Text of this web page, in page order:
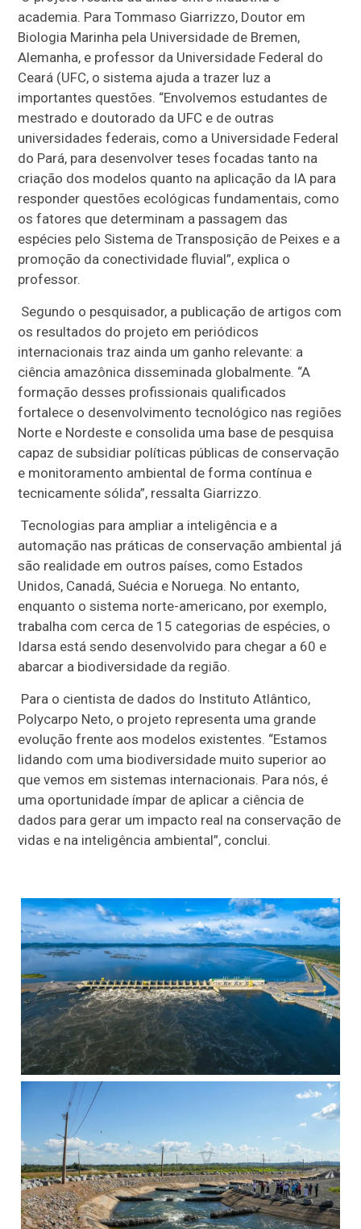
academia. Para Tommaso Giarrizzo, Doutor em
Biologia Marinha pela Universidade de Bremen,
Alemanha, e professor da Universidade Federal do
Ceará (UFC, o sistema ajuda a trazer luz a
importantes questões. “Envolvemos estudantes de
mestrado e doutorado da UFC e de outras
universidades federais, como a Universidade Federal
do Pará, para desenvolver teses focadas tanto na
criação dos modelos quanto na aplicação da IA para
responder questões ecológicas fundamentais, como
os fatores que determinam a passagem das
espécies pelo Sistema de Transposição de Peixes e a
promoção da conectividade fluvial”, explica o
professor.
Segundo o pesquisador, a publicação de artigos com
os resultados do projeto em periódicos
internacionais traz ainda um ganho relevante: a
ciência amazônica disseminada globalmente. “A
formação desses profissionais qualificados
fortalece o desenvolvimento tecnológico nas regiões
Norte e Nordeste e consolida uma base de pesquisa
capaz de subsidiar políticas públicas de conservação
e monitoramento ambiental de forma contínua e
tecnicamente sólida”, ressalta Giarrizzo.
Tecnologias para ampliar a inteligência e a
automação nas práticas de conservação ambiental já
são realidade em outros países, como Estados
Unidos, Canadá, Suécia e Noruega. No entanto,
enquanto o sistema norte-americano, por exemplo,
trabalha com cerca de 15 categorias de espécies, o
Idarsa está sendo desenvolvido para chegar a 60 e
abarcar a biodiversidade da região.
Para o cientista de dados do Instituto Atlântico,
Polycarpo Neto, o projeto representa uma grande
evolução frente aos modelos existentes. “Estamos
lidando com uma biodiversidade muito superior ao
que vemos em sistemas internacionais. Para nós, é
uma oportunidade ímpar de aplicar a ciência de
dados para gerar um impacto real na conservação de
vidas e na inteligência ambiental”, conclui.